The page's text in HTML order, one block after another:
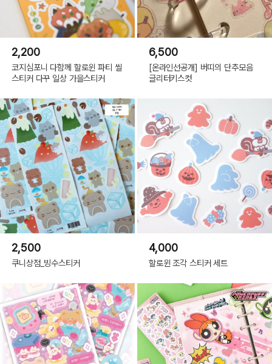
2,200
코지심포니 다함께 할로윈 파티 씰
스티커 다꾸 일상 가을스티커
6,500
[온라인선공개] 버띠의 단추모음
글리터키스컷
2,500
쿠니상점_빙수스티커
4,000
할로윈 조각 스티커 세트